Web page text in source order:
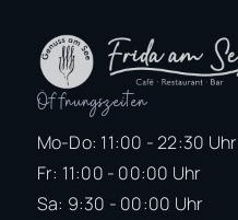
Öffnungszeiten
Mo-Do: 11:00 - 22:30 Uhr
Fr: 11:00 - 00:00 Uhr
Sa: 9:30 - 00:00 Uhr